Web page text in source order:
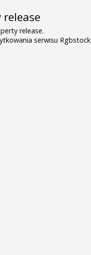
release.
serwisu Rgbstock